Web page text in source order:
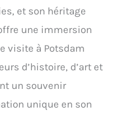
et son héritage
une immersion
visite à Potsdam
d’histoire, d’art et
un souvenir
unique en son